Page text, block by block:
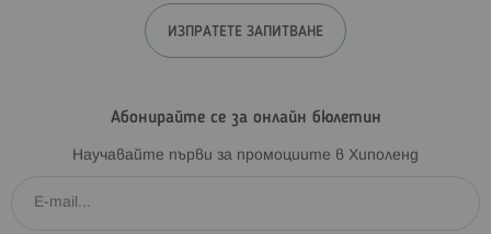
ИЗПРАТЕТЕ ЗАПИТВАНЕ
Абонирайте се за онлайн бюлетин
Научавайте първи за промоциите в Хиполенд